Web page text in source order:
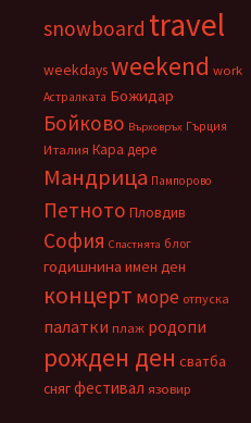
snowboard travel
weekdaysweekend work
Астралката Божидар
Бойково Върховръх Гърция
Италия Кара дере
Мандрица Пампорово
Петното Пловдив
София Спастнята блог
годишнина имен ден
концерт море отпуска
палатки плаж родопи
рожден ден сватба
снягфестивал язовир